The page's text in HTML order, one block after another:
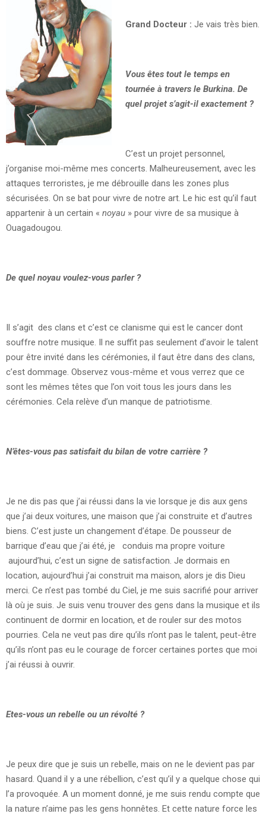
Grand Docteur : Je vais très bien.
Vous êtes tout le temps en
tournée à travers le Burkina. De
quel projet s’agit-il exactement ?
C’est un projet personnel,
j’organise moi-même mes concerts. Malheureusement, avec les
attaques terroristes, je me débrouille dans les zones plus
sécurisées. On se bat pour vivre de notre art. Le hic est qu’il faut
appartenir à un certain « noyau » pour vivre de sa musique à
Ouagadougou.
De quel noyau voulez-vous parler ?
Il s’agit des clans et c’est ce clanisme qui est le cancer dont
souffre notre musique. Il ne suffit pas seulement d’avoir le talent
pour être invité dans les cérémonies, il faut être dans des clans,
c’est dommage. Observez vous-même et vous verrez que ce
sont les mêmes têtes que l’on voit tous les jours dans les
cérémonies. Cela relève d’un manque de patriotisme.
N’êtes-vous pas satisfait du bilan de votre carrière ?
Je ne dis pas que j’ai réussi dans la vie lorsque je dis aux gens
que j’ai deux voitures, une maison que j’ai construite et d’autres
biens. C’est juste un changement d’étape. De pousseur de
barrique d’eau que j’ai été, je conduis ma propre voiture
aujourd’hui, c’est un signe de satisfaction. Je dormais en
location, aujourd’hui j’ai construit ma maison, alors je dis Dieu
merci. Ce n’est pas tombé du Ciel, je me suis sacrifié pour arriver
là où je suis. Je suis venu trouver des gens dans la musique et ils
continuent de dormir en location, et de rouler sur des motos
pourries. Cela ne veut pas dire qu’ils n’ont pas le talent, peut-être
qu’ils n’ont pas eu le courage de forcer certaines portes que moi
j’ai réussi à ouvrir.
Etes-vous un rebelle ou un révolté ?
Je peux dire que je suis un rebelle, mais on ne le devient pas par
hasard. Quand il y a une rébellion, c’est qu’il y a quelque chose qui
l’a provoquée. A un moment donné, je me suis rendu compte que
la nature n’aime pas les gens honnêtes. Et cette nature force les